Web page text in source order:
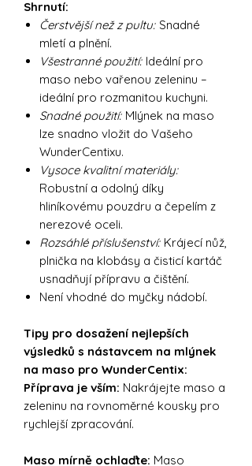
Shrnutí:
Čerstvější než z pultu: Snadné
mletí a plnění.
Všestranné použití: Ideální pro
maso nebo vařenou zeleninu –
ideální pro rozmanitou kuchyni.
Snadné použití: Mlýnek na maso
lze snadno vložit do Vašeho
WunderCentixu.
Vysoce kvalitní materiály:
Robustní a odolný díky
hliníkovému pouzdru a čepelím z
nerezové oceli.
Rozsáhlé příslušenství: Krájecí nůž,
plnička na klobásy a čisticí kartáč
usnadňují přípravu a čištění.
Není vhodné do myčky nádobí.
Tipy pro dosažení nejlepších
výsledků s nástavcem na mlýnek
na maso pro WunderCentix:
Příprava je vším: Nakrájejte maso a
zeleninu na rovnoměrné kousky pro
rychlejší zpracování.
Maso mírně ochlaďte: Maso